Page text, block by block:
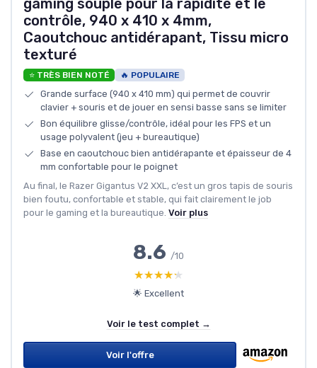
gaming souple pour la rapidité et le
contrôle, 940 x 410 x 4mm,
Caoutchouc antidérapant, Tissu micro
texturé
⭐ TRÈS BIEN NOTÉ 🔥 POPULAIRE
Grande surface (940 x 410 mm) qui permet de couvrir
clavier + souris et de jouer en sensi basse sans se limiter
Bon équilibre glisse/contrôle, idéal pour les FPS et un
usage polyvalent (jeu + bureautique)
Base en caoutchouc bien antidérapante et épaisseur de 4
mm confortable pour le poignet
Au final, le Razer Gigantus V2 XXL, c’est un gros tapis de souris
bien foutu, confortable et stable, qui fait clairement le job
pour le gaming et la bureautique. Voir plus
8.6 /10
★★★★★
★★★★★
🌟 Excellent
Voir le test complet →
Voir l'offre